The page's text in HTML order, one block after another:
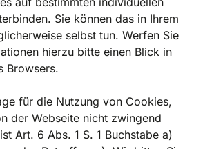
Sie können das in Ihrem
selbst tun. Werfen Sie
hierzu bitte einen Blick in
Browsers.
für die Nutzung von Cookies,
der Webseite nicht zwingend
Art. 6 Abs. 1 S. 1 Buchstabe a)